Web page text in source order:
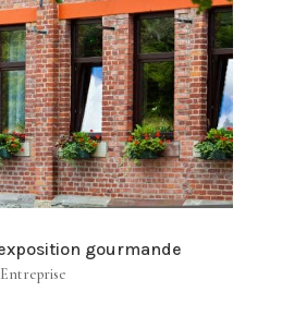
gourmande
Entreprise